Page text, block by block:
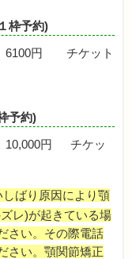
枠予約)
6100円 チケット
予約)
10,000円 チケッ
しばり原因により顎
レ)が起きている場
さい。その際電話
さい。顎関節矯正